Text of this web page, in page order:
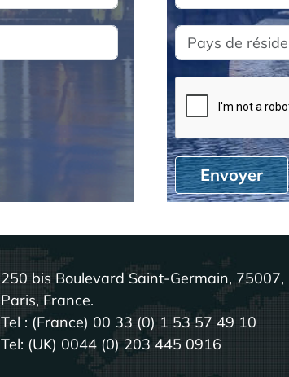
Envoyer
250 bis Boulevard Saint-Germain, 75007,
Paris, France.
Tel : (France) 00 33 (0) 1 53 57 49 10
Tel: (UK) 0044 (0) 203 445 0916